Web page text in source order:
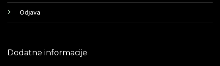
Odjava
Dodatne informacije